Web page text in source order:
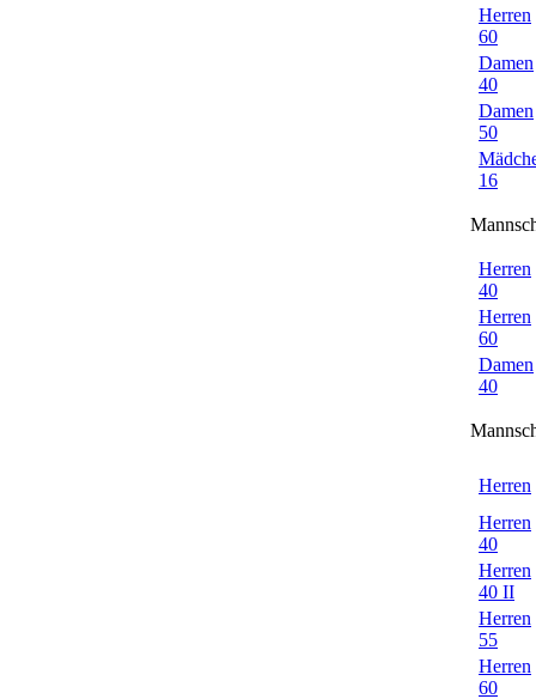
Herren
60
Damen
40
Damen
50
16
Herren
40
Herren
60
Damen
40
Herren
Herren
40
Herren
40 II
Herren
55
Herren
60